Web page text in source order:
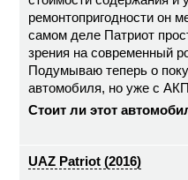
ремонтопригодности он
самом деле Патриот
зрения на современный
Подумываю теперь о
автомобиля, но уже с
Стоит ли этот
UAZ Patriot (2016)